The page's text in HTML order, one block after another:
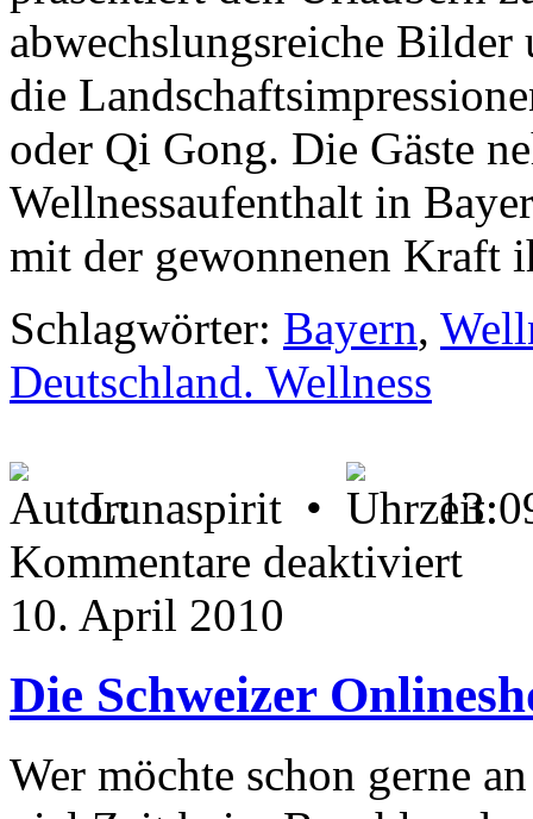
abwechslungsreiche Bilder
die
oder Qi Gong. Die Gäste
Wellnessaufenthalt in
mit der gewonnenen Kraft
Schlagwörter: Bayern,
Deutschland. Wellness
Lunaspirit •
Kommentare deaktiviert
Landen
10. April 2010
Die Schweizer
Wer möchte schon gerne